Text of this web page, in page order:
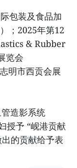
包装及食品加
；2025年第12
& Rubber
览会
明市西贡会展
造影系统
授予 “岘港贡献
的贡献给予表